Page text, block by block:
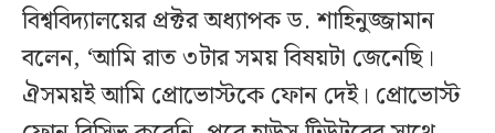
বিশ্ববিদ্যালয়ের প্রক্টর অধ্যাপক ড. শাহিনুজ্জামান
বলেন, ‘আমি রাত ৩টার সময় বিষয়টা জেনেছি।
ঐসময়ই আমি প্রোভোস্টকে ফোন দেই। প্রোভোস্ট